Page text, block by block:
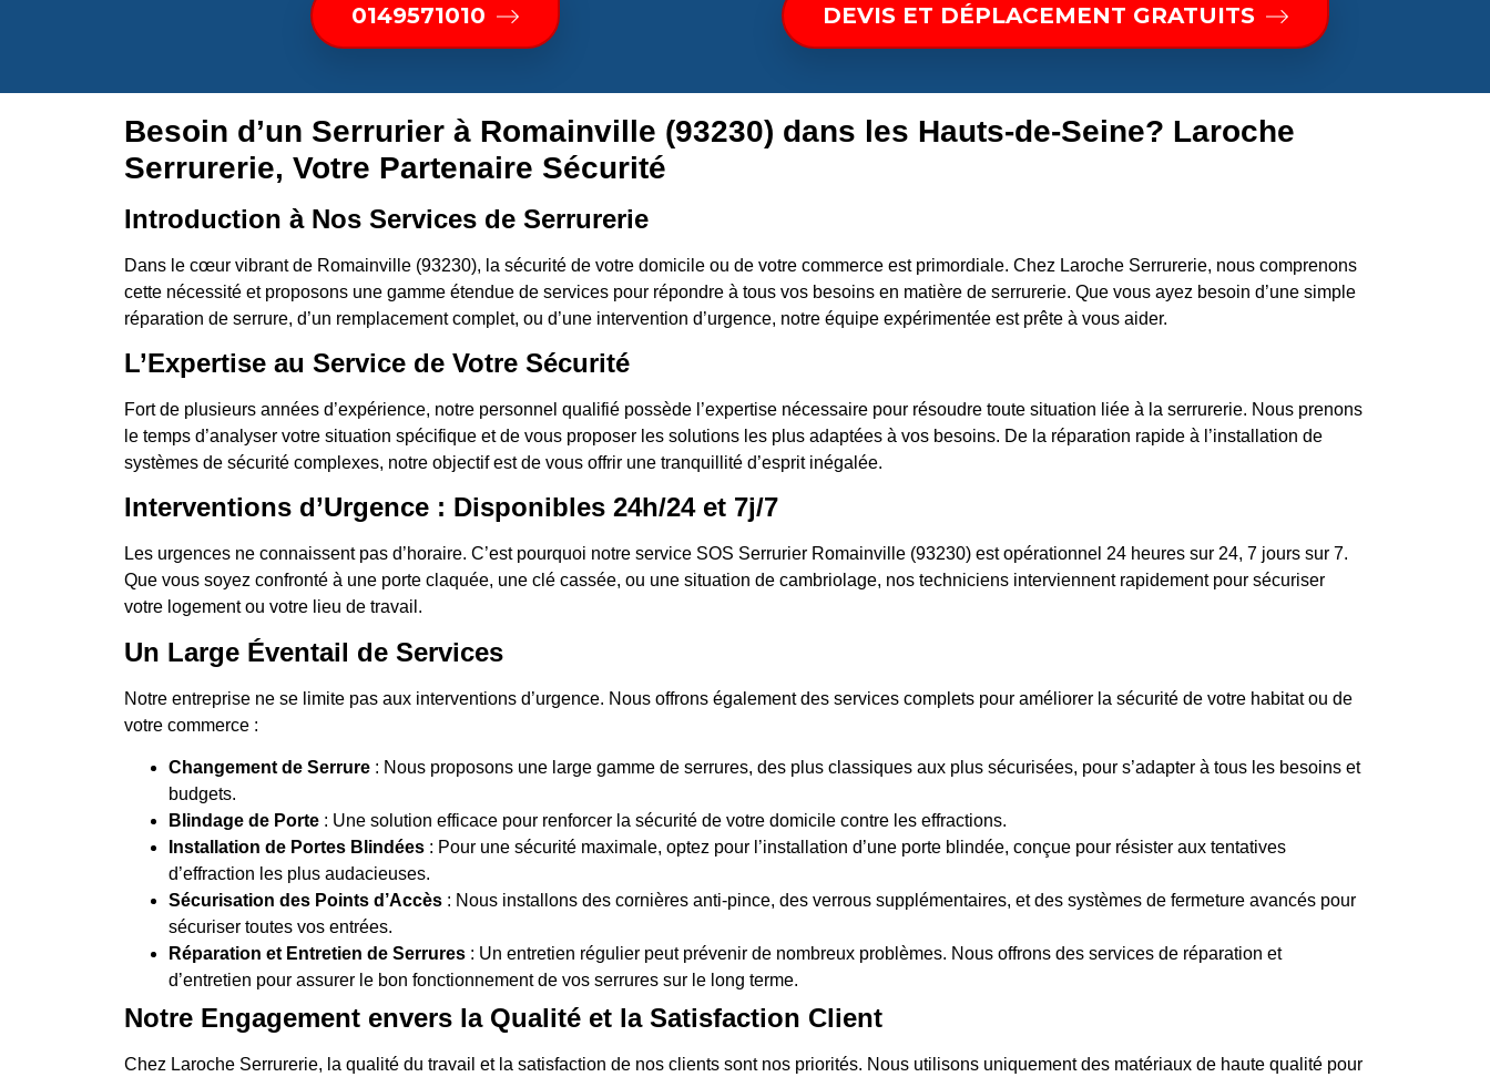
0149571010 DEVIS ET DÉPLACEMENT GRATUITS
Besoin d’un Serrurier à Romainville (93230) dans les Hauts-de-Seine? Laroche
Serrurerie, Votre Partenaire Sécurité
Introduction à Nos Services de Serrurerie
Dans le cœur vibrant de Romainville (93230), la sécurité de votre domicile ou de votre commerce est primordiale. Chez Laroche Serrurerie, nous comprenons
cette nécessité et proposons une gamme étendue de services pour répondre à tous vos besoins en matière de serrurerie. Que vous ayez besoin d’une simple
réparation de serrure, d’un remplacement complet, ou d’une intervention d’urgence, notre équipe expérimentée est prête à vous aider.
L’Expertise au Service de Votre Sécurité
Fort de plusieurs années d’expérience, notre personnel qualifié possède l’expertise nécessaire pour résoudre toute situation liée à la serrurerie. Nous prenons
le temps d’analyser votre situation spécifique et de vous proposer les solutions les plus adaptées à vos besoins. De la réparation rapide à l’installation de
systèmes de sécurité complexes, notre objectif est de vous offrir une tranquillité d’esprit inégalée.
Interventions d’Urgence : Disponibles 24h/24 et 7j/7
Les urgences ne connaissent pas d’horaire. C’est pourquoi notre service SOS Serrurier Romainville (93230) est opérationnel 24 heures sur 24, 7 jours sur 7.
Que vous soyez confronté à une porte claquée, une clé cassée, ou une situation de cambriolage, nos techniciens interviennent rapidement pour sécuriser
votre logement ou votre lieu de travail.
Un Large Éventail de Services
Notre entreprise ne se limite pas aux interventions d’urgence. Nous offrons également des services complets pour améliorer la sécurité de votre habitat ou de
votre commerce :
Changement de Serrure : Nous proposons une large gamme de serrures, des plus classiques aux plus sécurisées, pour s’adapter à tous les besoins et
budgets.
Blindage de Porte : Une solution efficace pour renforcer la sécurité de votre domicile contre les effractions.
Installation de Portes Blindées : Pour une sécurité maximale, optez pour l’installation d’une porte blindée, conçue pour résister aux tentatives
d’effraction les plus audacieuses.
Sécurisation des Points d’Accès : Nous installons des cornières anti-pince, des verrous supplémentaires, et des systèmes de fermeture avancés pour
sécuriser toutes vos entrées.
Réparation et Entretien de Serrures : Un entretien régulier peut prévenir de nombreux problèmes. Nous offrons des services de réparation et
d’entretien pour assurer le bon fonctionnement de vos serrures sur le long terme.
Notre Engagement envers la Qualité et la Satisfaction Client
Chez Laroche Serrurerie, la qualité du travail et la satisfaction de nos clients sont nos priorités. Nous utilisons uniquement des matériaux de haute qualité pour